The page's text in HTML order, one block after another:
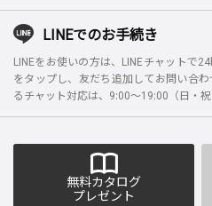
LINEでのお手続き
LINEをお使いの方は、LINEチャットで
をタップし、友だち追加してお問い合
るチャット対応は、9:00～19:00（日・
無料カタログ
プレゼント